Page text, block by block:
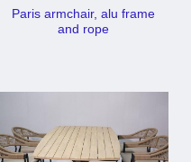
Paris armchair, alu frame
and rope